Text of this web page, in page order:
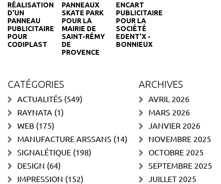
RÉALISATION
D'UN
PANNEAU
PUBLICITAIRE
POUR
CODIPLAST
PANNEAUX
SKATE PARK
POUR LA
MAIRIE DE
SAINT-RÉMY
DE
PROVENCE
ENCART
PUBLICITAIRE
POUR LA
SOCIÉTÉ
EDENT'X -
BONNIEUX
CATÉGORIES
ACTUALITÉS (549)
RAYNATA (1)
WEB (175)
MANUFACTURE ARSSANS (14)
SIGNALÉTIQUE (198)
DESIGN (64)
IMPRESSION (152)
ARCHIVES
AVRIL 2026
MARS 2026
JANVIER 2026
NOVEMBRE 2025
OCTOBRE 2025
SEPTEMBRE 2025
JUILLET 2025